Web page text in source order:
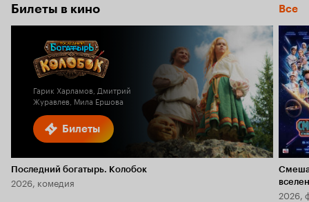
Билеты в кино Все
Билеты
Гарик Харламов, Дмитрий
Журавлев, Мила Ершова
Последний богатырь. Колобок
2026, комедия
2026,